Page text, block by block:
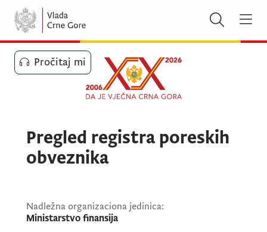
Pročitaj mi
Pregled registra poreskih
obveznika
Nadležna organizaciona jedinica:
Ministarstvo finansija